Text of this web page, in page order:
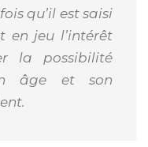
qu’il est saisi
en jeu l’intérêt
la possibilité
âge et son